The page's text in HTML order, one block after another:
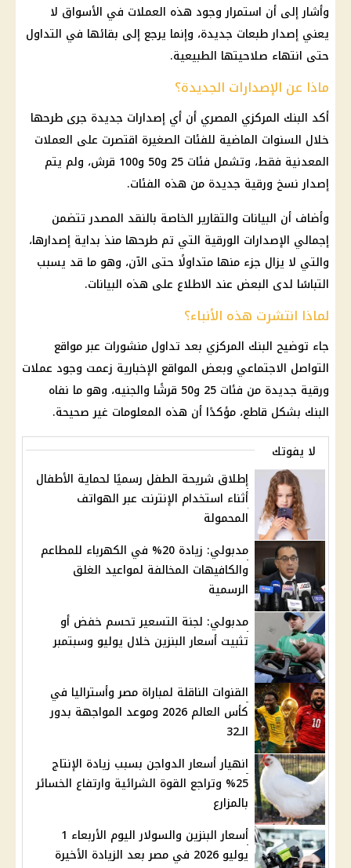
وأشار إلى أن استمرار وجود هذه العملات في الأسواق لا
يعني إصدار طبعات جديدة، وإنما يرجع إلى بقائها في التداول
حتى انتهاء صلاحيتها الطبيعية.
ماذا عن الإصدارات الجديدة؟
أكد البنك المركزي المصري أن أي إصدارات جديدة جرى طرحها
خلال السنوات الماضية للفئات الصغيرة اقتصرت على العملات
المعدنية فقط، وتشمل فئات 25 و50 و100 قرش، ولم يتم
إصدار نسخ ورقية جديدة من هذه الفئات.
وأضاف أن البيانات والتقارير الخاصة بالنقد المصدر تتضمن
إجمالي الإصدارات الورقية التي تم طرحها منذ بداية إصدارها،
والتي لا يزال جزء منها متداولًا حتى الآن، وهو ما قد يسبب
التباسًا لدى البعض عند الاطلاع على هذه البيانات.
لماذا انتشرت هذه الأنباء؟
جاء توضيح البنك المركزي بعد تداول منشورات عبر مواقع
التواصل الاجتماعي وبعض المواقع الإخبارية زعمت وجود عملات
ورقية جديدة من فئات 25 و50 قرشًا والجنيه، وهو ما نفاه
البنك بشكل قاطع، مؤكدًا أن هذه المعلومات غير صحيحة.
لا يفوتك
إطلاق شريحة الطفل رسميًا لحماية الأطفال
أثناء استخدام الإنترنت عبر الهواتف
المحمولة
مدبولي: زيادة 20% في الكهرباء للمطاعم
والكافيهات المخالفة لمواعيد الغلق
الرسمية
مدبولي: لجنة التسعير تحسم خفض أو
تثبيت أسعار البنزين خلال يوليو وسبتمبر
القنوات الناقلة لمباراة مصر وأستراليا في
كأس العالم 2026 وموعد المواجهة بدور
الـ32
انهيار أسعار الدواجن بسبب زيادة الإنتاج
25% وتراجع القوة الشرائية وارتفاع الخسائر
بالمزارع
أسعار البنزين والسولار اليوم الأربعاء 1
يوليو 2026 في مصر بعد الزيادة الأخيرة